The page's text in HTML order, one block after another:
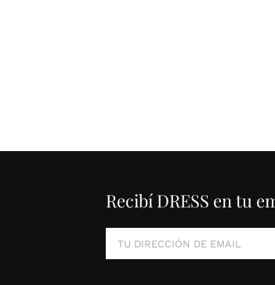
Recibí DRESS en tu